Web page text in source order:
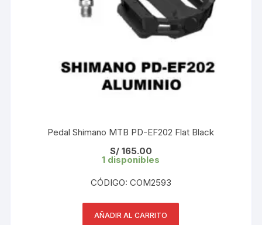
Pedal Shimano MTB PD-EF202 Flat Black
S/165.00
1 disponibles
CÓDIGO: COM2593
AÑADIR AL CARRITO